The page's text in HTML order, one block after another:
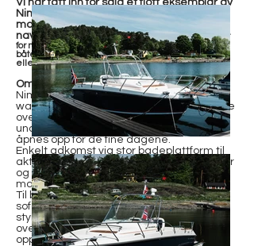
Vi har fått inn for salg et flott eksemplar av
Nimbus 35 Nova HT fra 2005. Godt utstyrt
modell, med bla. oppgradert
navigasjonsutstyr.Båten selges ferdig klargjort
for ny sesong. Ligger for tiden i Trondheim, men
båten er ventet til Oslo i slutten av Juni. Frakt kan
ellers ordnes ved behov.
Om båten:
Nimbus 35 Nova HT er en meget romslig
walkaround-båt med hardtop. Stor kalesje
over akterdekket skaper masse plass
under tak i dårlig vær, noe som enkelt
åpnes opp for de fine dagene.
Enkelt adkomst via stor badeplattform til
akterdekket. Her har du god plass til stoler
og bord. Videre inn i cockpit gjennom en
massiv og flott skyvedør.
Til babord i cokcpit finner du en flott
sofagruppe med tilhørende bord, til
styrbord ligger byssa. Førerposisjonen er
oversiktlig og godt utstyrt med bla. nyere,
oppgradert navigasjonsutstyr.